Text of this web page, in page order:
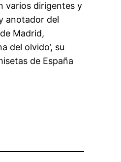
varios dirigentes y
anotador del
Madrid,
del olvido’, su
de España